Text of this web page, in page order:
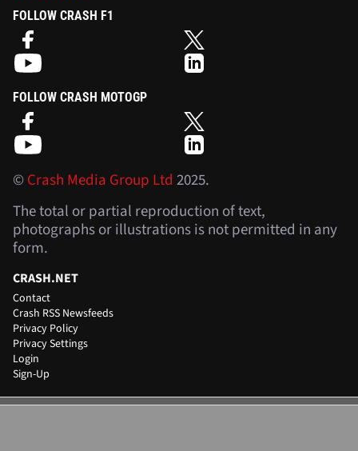
FOLLOW CRASH F1
FOLLOW CRASH MOTOGP
©Crash Media Group Ltd 2025.
The total or partial reproduction of text,
photographs or illustrations is not permitted in any
form.
CRASH.NET
Contact
Crash RSS Newsfeeds
Privacy Policy
Privacy Settings
Login
Sign-Up